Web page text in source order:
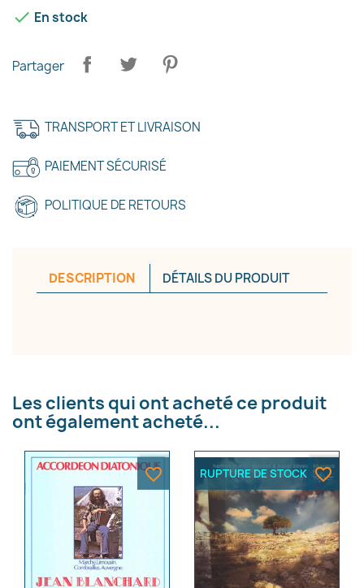
 En stock
Partager
TRANSPORT ET LIVRAISON
PAIEMENT SÉCURISÉ
POLITIQUE DE RETOURS
DESCRIPTION DÉTAILS DU PRODUIT
Les clients qui ont acheté ce produit
ont également acheté...
favorite_border RUPTURE DE STOCK favorite_border
Créer une liste d'envies ×
Nom de la liste d'envies
Annuler Créer une liste d'envies